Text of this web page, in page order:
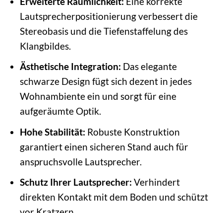
Lautsprecherpositionierung verbessert die
Stereobasis und die Tiefenstaffelung des
Klangbildes.
Ästhetische Integration: Das elegante
schwarze Design fügt sich dezent in jedes
Wohnambiente ein und sorgt für eine
aufgeräumte Optik.
Hohe Stabilität: Robuste Konstruktion
garantiert einen sicheren Stand auch für
anspruchsvolle Lautsprecher.
Schutz Ihrer Lautsprecher: Verhindert
direkten Kontakt mit dem Boden und schützt